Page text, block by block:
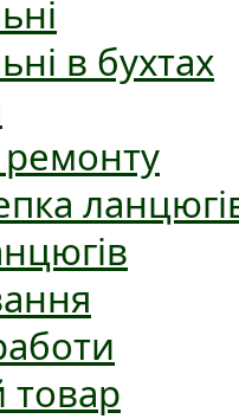
в бухтах
ремонту
товар